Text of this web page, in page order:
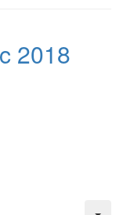
2018